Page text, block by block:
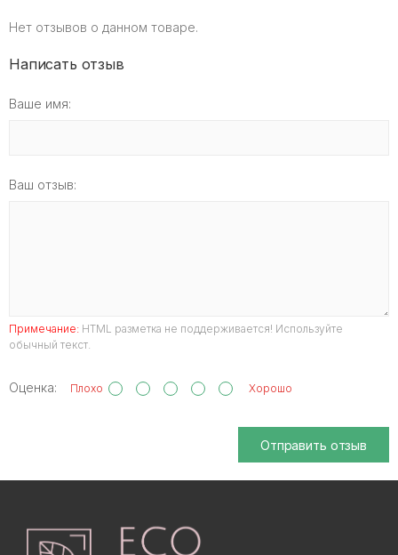
Нет отзывов о данном товаре.
Написать отзыв
Ваше имя:
Ваш отзыв:
Примечание: HTML разметка не поддерживается! Используйте
обычный текст.
Оценка: Плохо Хорошо
Отправить отзыв